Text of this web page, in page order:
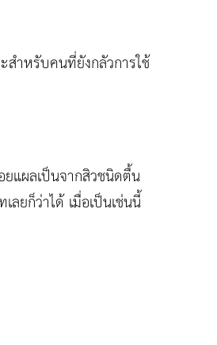
ำหรับคนที่ยังกลัวการใช้
ยแผลเป็นจากสิวชนิดตื้น
ยก็ว่าได้ เมื่อเป็นเช่นนี้